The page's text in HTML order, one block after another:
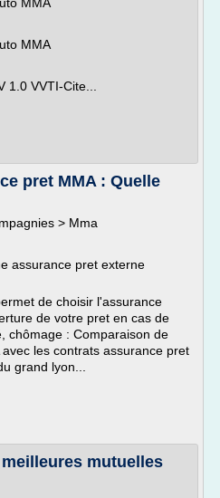
MMA
1.0 VVTI-Cite...
pret MMA : Quelle
> Mma
assurance pret externe
de choisir l'assurance
de votre pret en cas de
chômage : Comparaison de
les contrats assurance pret
grand lyon...
mutuelles